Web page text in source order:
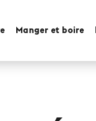
Manger et boire